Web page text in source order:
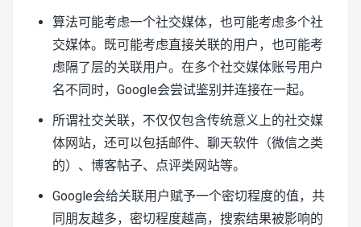
算法可能考虑一个社交媒体，也可能考虑多个社
交媒体。既可能考虑直接关联的用户，也可能考
虑隔了层的关联用户。在多个社交媒体账号用户
名不同时，Google会尝试鉴别并连接在一起。
所谓社交关联，不仅仅包含传统意义上的社交媒
体网站，还可以包括邮件、聊天软件（微信之类
的）、博客帖子、点评类网站等。
Google会给关联用户赋予一个密切程度的值，共
同朋友越多，密切程度越高，搜索结果被影响的